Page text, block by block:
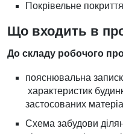
Покрівельне
Що входить в
До складу робочого
пояснювальна
характеристик
застосованих
Схема забудови